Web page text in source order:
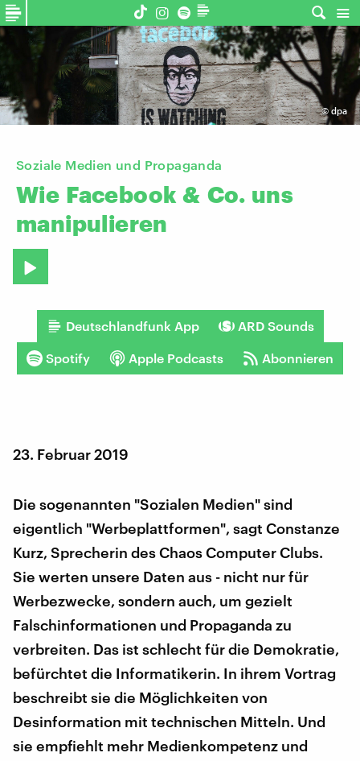
©dpa
Soziale Medien und Propaganda
Wie Facebook & Co. uns
manipulieren
Deutschlandfunk App ARD Sounds
Spotify Apple Podcasts Abonnieren
23. Februar 2019
Die sogenannten "Sozialen Medien" sind
eigentlich "Werbeplattformen", sagt Constanze
Kurz, Sprecherin des Chaos Computer Clubs.
Sie werten unsere Daten aus - nicht nur für
Werbezwecke, sondern auch, um gezielt
Falschinformationen und Propaganda zu
verbreiten. Das ist schlecht für die Demokratie,
befürchtet die Informatikerin. In ihrem Vortrag
beschreibt sie die Möglichkeiten von
Desinformation mit technischen Mitteln. Und
sie empfiehlt mehr Medienkompetenz und